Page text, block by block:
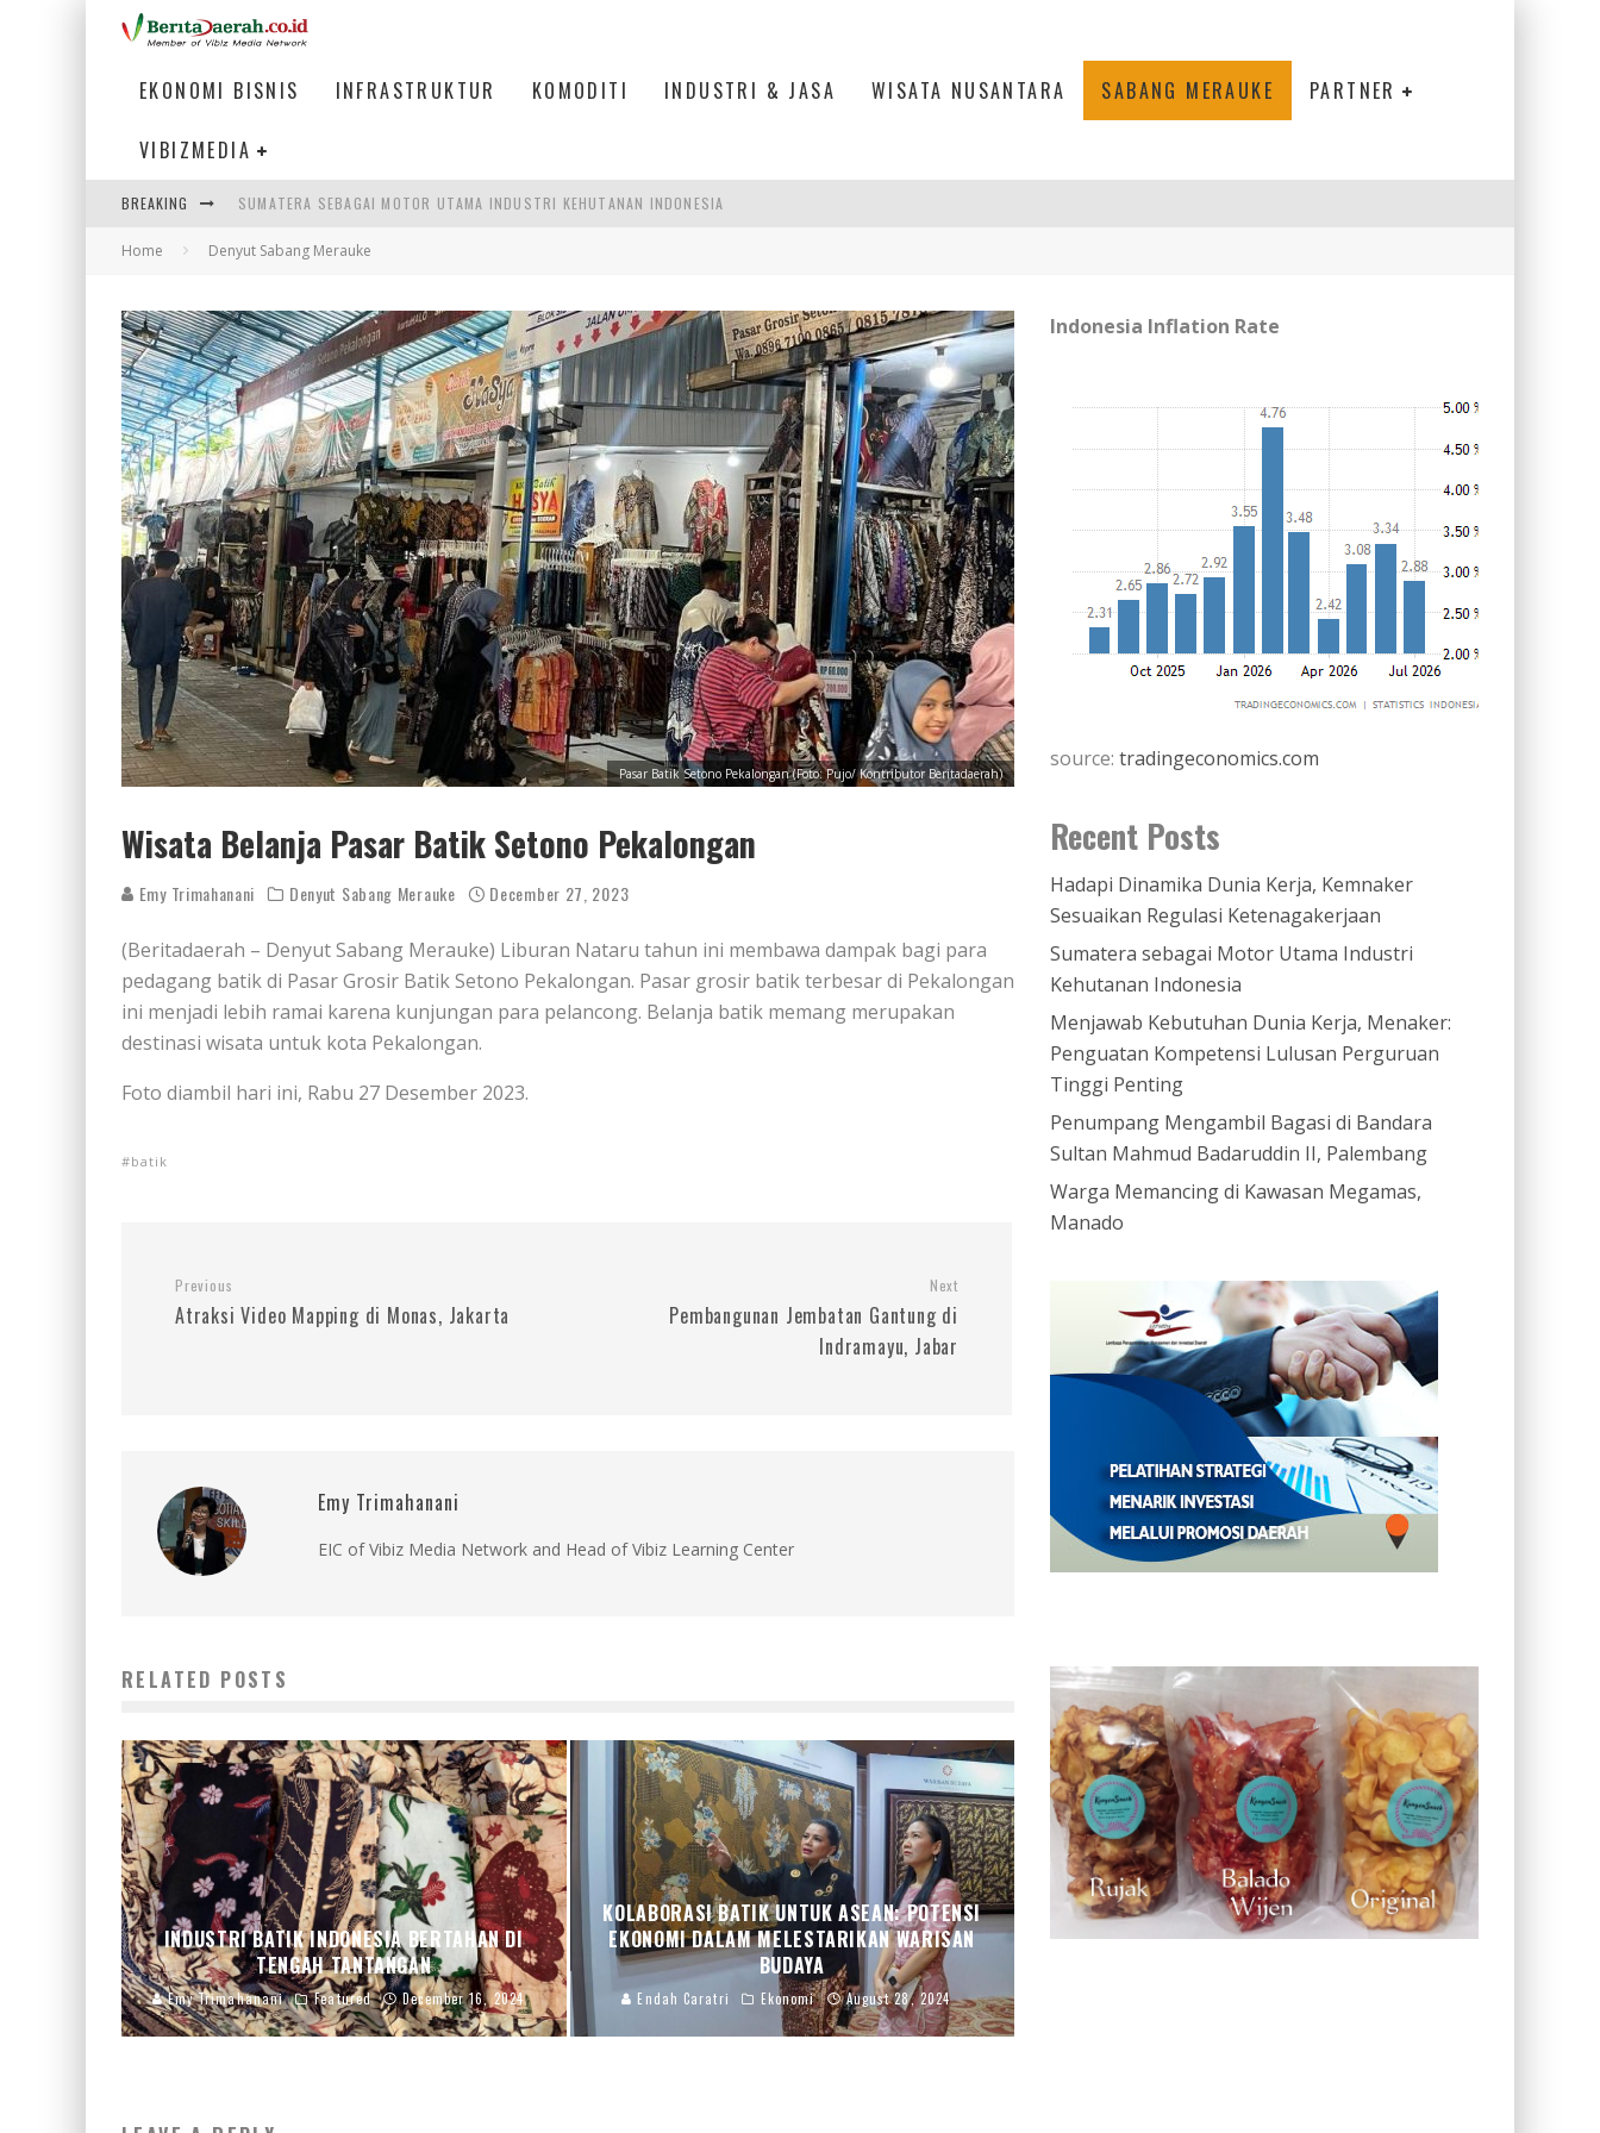
EKONOMI BISNIS INFRASTRUKTUR KOMODITI INDUSTRI & JASA WISATA NUSANTARA SABANG MERAUKE PARTNER
VIBIZMEDIA
BREAKING
HADAPI DINAMIKA DUNIA KERJA, KEMNAKER SESUAIKAN REGULASI KETENAGAKERJAAN
Home Denyut Sabang Merauke
Pasar Batik Setono Pekalongan (Foto: Pujo/ Kontributor Beritadaerah)
Wisata Belanja Pasar Batik Setono Pekalongan
Emy Trimahanani Denyut Sabang Merauke December 27, 2023
(Beritadaerah – Denyut Sabang Merauke) Liburan Nataru tahun ini membawa dampak bagi para
pedagang batik di Pasar Grosir Batik Setono Pekalongan. Pasar grosir batik terbesar di Pekalongan
ini menjadi lebih ramai karena kunjungan para pelancong. Belanja batik memang merupakan
destinasi wisata untuk kota Pekalongan.
Foto diambil hari ini, Rabu 27 Desember 2023.
batik
Previous
Atraksi Video Mapping di Monas, Jakarta
Next
Pembangunan Jembatan Gantung di
Indramayu, Jabar
Emy Trimahanani
EIC of Vibiz Media Network and Head of Vibiz Learning Center
RELATED POSTS
INDUSTRI BATIK INDONESIA BERTAHAN DI
TENGAH TANTANGAN
Emy Trimahanani Featured December 16, 2024
KOLABORASI BATIK UNTUK ASEAN: POTENSI
EKONOMI DALAM MELESTARIKAN WARISAN
BUDAYA
Endah Caratri Ekonomi August 28, 2024
Indonesia Inflation Rate
source: tradingeconomics.com
Recent Posts
Hadapi Dinamika Dunia Kerja, Kemnaker
Sesuaikan Regulasi Ketenagakerjaan
Sumatera sebagai Motor Utama Industri
Kehutanan Indonesia
Menjawab Kebutuhan Dunia Kerja, Menaker:
Penguatan Kompetensi Lulusan Perguruan
Tinggi Penting
Penumpang Mengambil Bagasi di Bandara
Sultan Mahmud Badaruddin II, Palembang
Warga Memancing di Kawasan Megamas,
Manado